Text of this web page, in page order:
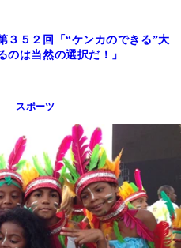
３５２回「“ケンカのできる”大
のは当然の選択だ！」
スポーツ